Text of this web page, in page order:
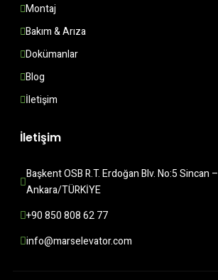
Montaj
Bakım & Arıza
Dokümanlar
Blog
İletişim
İletişim
Başkent OSB R.T. Erdoğan Blv. No:5 Sincan –
Ankara/TÜRKİYE
+90 850 808 62 77
info@marselevator.com